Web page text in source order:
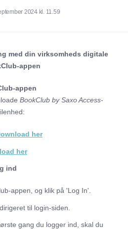
2024 kl. 11.59
med din virksomheds digitale
appen
appen
BookClub by Saxo Access-
her
her
ind
appen, og klik på 'Log In'.
til login-siden.
gang du logger ind, skal du